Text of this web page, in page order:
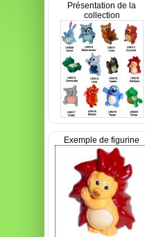
Présentation de la
collection
Exemple de figurine